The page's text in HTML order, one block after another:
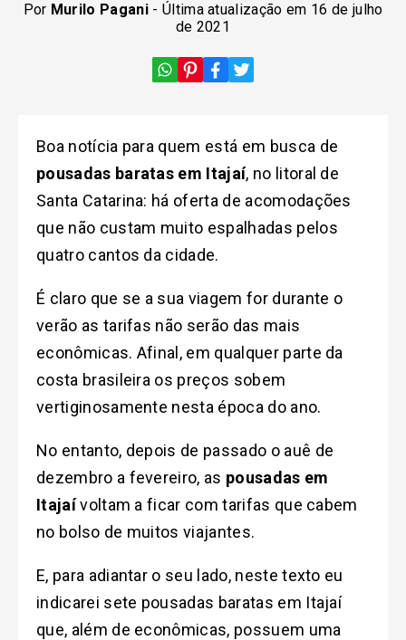
Por Murilo Pagani- Última atualização em 16 de julho
de 2021
Boa notícia para quem está em busca de
pousadas baratas em Itajaí, no litoral de
Santa Catarina: há oferta de acomodações
que não custam muito espalhadas pelos
quatro cantos da cidade.
É claro que se a sua viagem for durante o
verão as tarifas não serão das mais
econômicas. Afinal, em qualquer parte da
costa brasileira os preços sobem
vertiginosamente nesta época do ano.
No entanto, depois de passado o auê de
dezembro a fevereiro, as pousadas em
Itajaívoltam a ficar com tarifas que cabem
no bolso de muitos viajantes.
E, para adiantar o seu lado, neste texto eu
indicarei sete pousadas baratas em Itajaí
que, além de econômicas, possuem uma